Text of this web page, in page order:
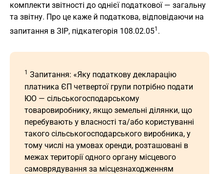
комплекти звітності до однієї податкової — загальну
та звітну. Про це каже й податкова, відповідаючи на
запитання в ЗIР, підкатегорія 108.02.051 .
1 Запитання: «Яку податкову декларацію
платника ЄП четвертої групи потрібно подати
ЮО — сільськогосподарському
товаровиробнику, якщо земельні ділянки, що
перебувають у власності та/або користуванні
такого сільськогосподарського виробника, у
тому числі на умовах оренди, розташовані в
межах території одного органу місцевого
самоврядування за місцезнаходженням